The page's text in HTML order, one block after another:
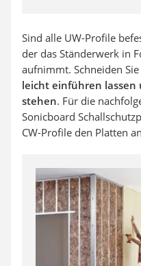
Sind alle UW-Profile
der das Ständerwerk in
aufnimmt. Schneiden
leicht einführen
stehen. Für die
Sonicboard
CW-Profile den Platten